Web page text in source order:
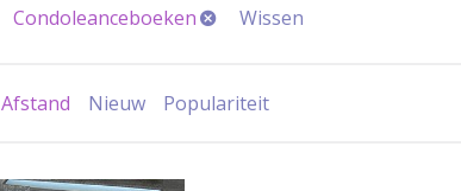
Condoleanceboeken Wissen
Afstand Nieuw Populariteit